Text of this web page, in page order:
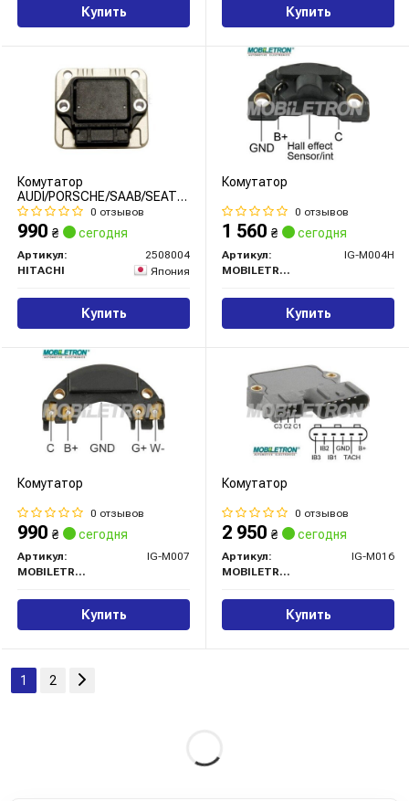
Купить Купить
Комутатор
AUDI/PORSCHE/SAAB/SEAT/VOLVO/VW
100/924/900/Toledo/240/Golf
"1,0-2,3 "73>>
0 отзывов
990 ₴ сегодня
Артикул:
2508004
HITACHI
Япония
Купить
Комутатор
0 отзывов
1 560 ₴ сегодня
Артикул:
IG-M004H
MOBILETRON
Купить
Комутатор
0 отзывов
990 ₴ сегодня
Артикул:
IG-M007
MOBILETRON
Купить
Комутатор
0 отзывов
2 950 ₴ сегодня
Артикул:
IG-M016
MOBILETRON
Купить
1 2